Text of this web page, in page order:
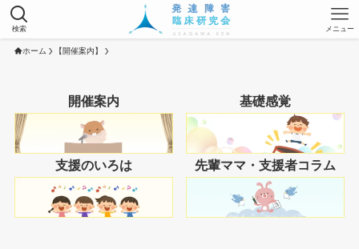
検索 メニュー
ホーム 【開催案内】
開催案内 基礎感覚
支援のいろは 先輩ママ・支援者コラム